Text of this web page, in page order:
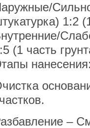
1:2
(1 часть
–